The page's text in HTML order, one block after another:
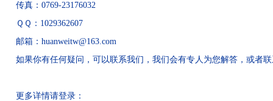
传真：0769-23176032
ＱＱ：1029362607
邮箱：huanweitw@163.com
如果你有任何疑问，可以联系我们，我们会有专人为您解答，或者
更多详情请登录：